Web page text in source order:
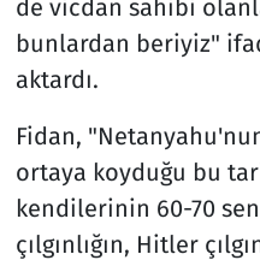
de vicdan sahibi
bunlardan beriyiz"
aktardı.
Fidan,
ortaya koyduğu bu
kendilerinin 60-70
çılgınlığın, Hitler